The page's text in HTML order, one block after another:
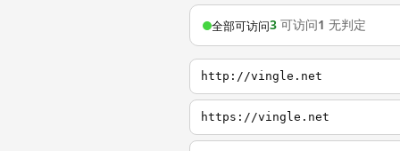
全部可访问3 可访问1 无判定
http://vingle.net
https://vingle.net